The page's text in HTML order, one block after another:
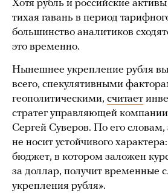
Хотя рубль и российские
тихая гавань в период
большинство аналитиков
это временно.
Нынешнее укрепление рубля
всего, спекулятивными
геополитическими, считает
стратег управляющей
Сергей Суверов. По его
не носит устойчивого
бюджет, в котором заложен
за доллар, получит временные
укрепления рубля».